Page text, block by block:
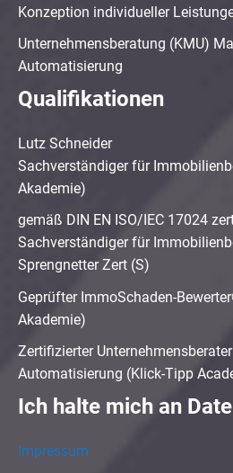
Konzeption individueller
Unternehmensberatung (KMU)
Automatisierung
Qualifikationen
Lutz Schneider
Sachverständiger für
Akademie)
gemäß DIN EN ISO/IEC 17024
Sachverständiger für
Sprengnetter Zert (S)
Geprüfter ImmoSchaden-
Akademie)
Zertifizierter
Automatisierung (Klick-Tipp
Ich halte mich an
Impressum